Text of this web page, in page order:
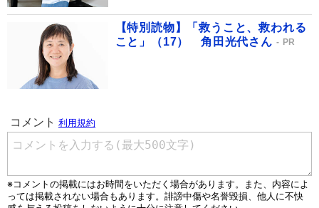
【特別読物】「救うこと、救われる
こと」（17） 角田光代さん
PR